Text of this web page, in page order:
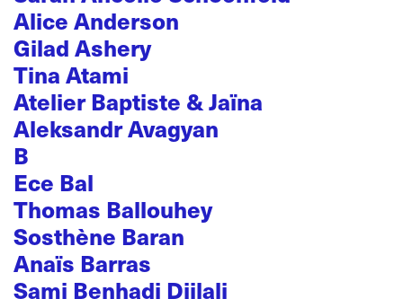
Alice Anderson
Gilad Ashery
Tina Atami
Atelier Baptiste & Jaïna
Aleksandr Avagyan
B
Ece Bal
Thomas Ballouhey
Sosthène Baran
Anaïs Barras
Sami Benhadj Djilali